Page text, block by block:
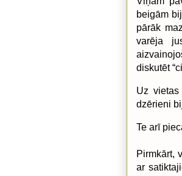
beigām
pārāk
varēja
diskutēt
Uz
dzērieni
Te arī
Pirmkārt,
ar